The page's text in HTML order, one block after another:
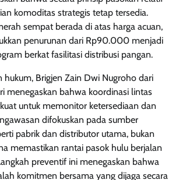
komoditas strategis tetap tersedia.
sempat berada di atas harga acuan,
penurunan dari Rp90.000 menjadi
berkat fasilitasi distribusi pangan.
hukum, Brigjen Zain Dwi Nugroho dari
menegaskan bahwa koordinasi lintas
untuk memonitor ketersediaan dan
difokuskan pada sumber
pabrik dan distributor utama, bukan
memastikan rantai pasok hulu berjalan
preventif ini menegaskan bahwa
komitmen bersama yang dijaga secara